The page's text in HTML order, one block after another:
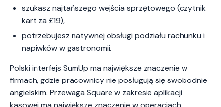
szukasz najtańszego wejścia sprzętowego (czytnik
kart za £19),
potrzebujesz natywnej obsługi podziału rachunku i
napiwków w gastronomii.
Polski interfejs SumUp ma największe znaczenie w
firmach, gdzie pracownicy nie posługują się swobodnie
angielskim. Przewaga Square w zakresie aplikacji